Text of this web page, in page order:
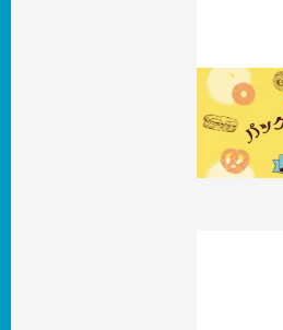
【パン】の
査してみた！
2024.12.24